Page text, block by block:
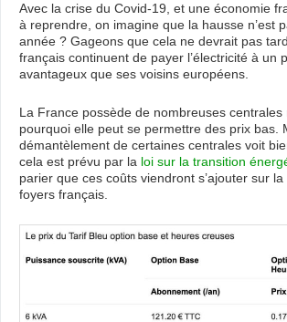
Avec la crise du Covid-19, et une économie
à reprendre, on imagine que la hausse n’est
année ? Gageons que cela ne devrait pas
français continuent de payer l’électricité à un
avantageux que ses voisins européens.
La France possède de nombreuses centrales
pourquoi elle peut se permettre des prix bas.
démantèlement de certaines centrales voit
cela est prévu par la loi sur la transition
parier que ces coûts viendront s’ajouter sur
foyers français.